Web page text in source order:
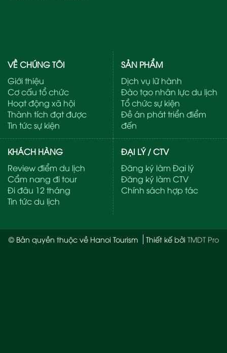
VỀ CHÚNG TÔI
Giới thiệu
Cơ cấu tổ chức
Hoạt động xã hội
Thành tích đạt được
Tin tức sự kiện
SẢN PHẨM
Dịch vụ lữ hành
Đào tạo nhân lực du lịch
Tổ chức sự kiện
Đề án phát triển điểm
đến
KHÁCH HÀNG
Review điểm du lịch
Cẩm nang đi tour
Đi đâu 12 tháng
Tin tức du lịch
ĐẠI LÝ / CTV
Đăng ký làm Đại lý
Đăng ký làm CTV
Chính sách hợp tác
© Bản quyền thuộc về Hanoi Tourism Thiết kế bởi TMDT Pro